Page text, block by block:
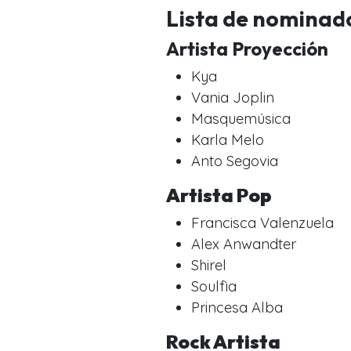
Lista de
Artista Proyección
Kya
Vania Joplin
Masquemúsica
Karla Melo
Anto Segovia
Artista Pop
Francisca Valenzuela
Alex Anwandter
Shirel
Soulfìa
Princesa Alba
Rock Artista